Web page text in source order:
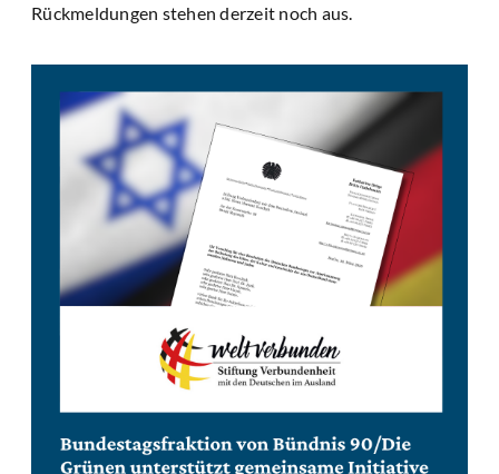
Rückmeldungen stehen derzeit noch aus.